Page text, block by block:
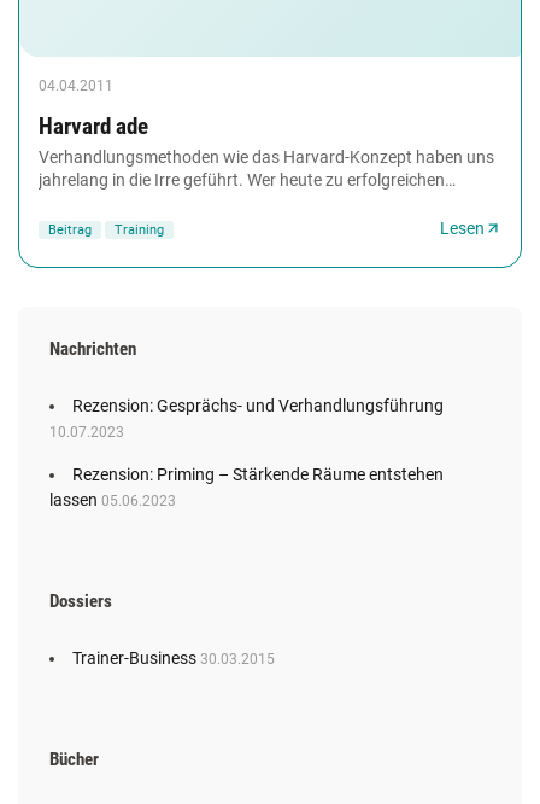
04.04.2011
Harvard ade
Verhandlungsmethoden wie das Harvard-Konzept haben uns
jahrelang in die Irre geführt. Wer heute zu erfolgreichen
Beitrag Training Lesen
Nachrichten
Rezension: Gesprächs- und Verhandlungsführung
10.07.2023
Rezension: Priming – Stärkende Räume entstehen
lassen 05.06.2023
Dossiers
Trainer-Business 30.03.2015
Bücher